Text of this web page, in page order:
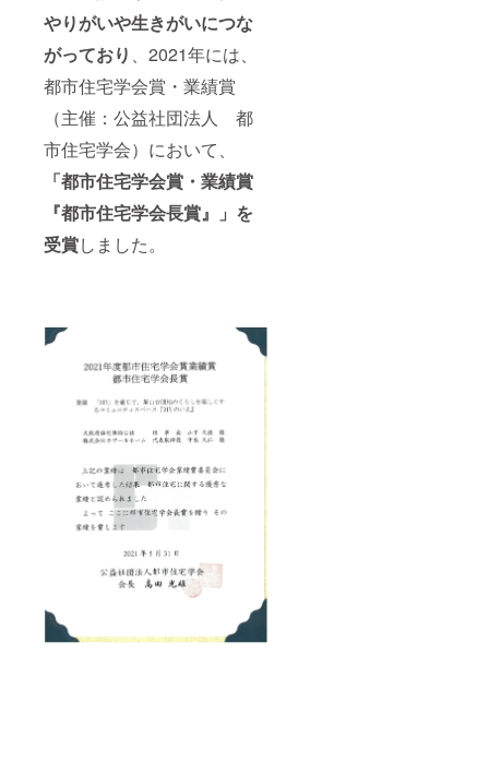
やりがいや生きがいにつな
がっており 、2021年には、
都市住宅学会賞・業績賞
（主催：公益社団法人 都
市住宅学会）において、
「都市住宅学会賞・業績賞
『都市住宅学会長賞』」を
受賞しました。